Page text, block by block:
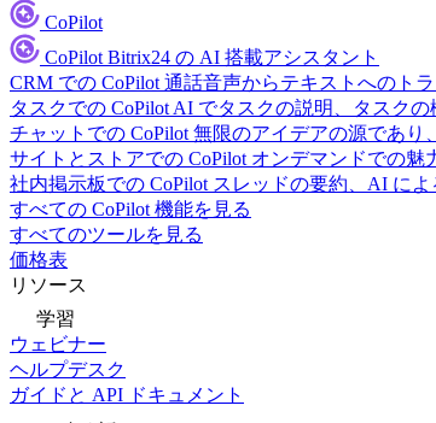
CoPilot
CoPilot Bitrix24 の AI 搭載アシスタント
CRM での CoPilot 通話音声からテキストへのト
タスクでの CoPilot AI でタスクの説明、タスク
チャットでの CoPilot 無限のアイデアの源であり
サイトとストアでの CoPilot オンデマンドでの魅
社内掲示板での CoPilot スレッドの要約、AI に
すべての CoPilot 機能を見る
すべてのツールを見る
価格表
リソース
学習
ウェビナー
ヘルプデスク
ガイドと API ドキュメント